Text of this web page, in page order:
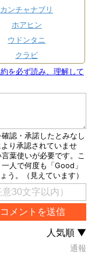
カンチャナブリ
ホアヒン
ウドンタニ
クラビ